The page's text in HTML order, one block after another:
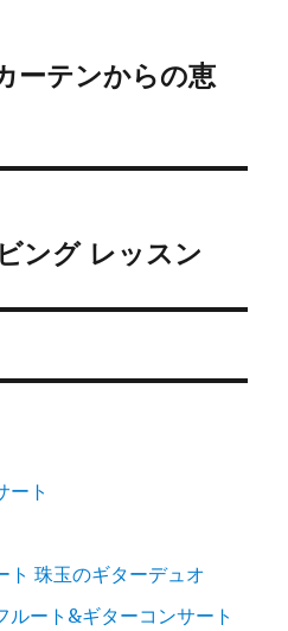
ーテンからの恵
ング レッスン
ート
ト 珠玉のギターデュオ
ルート&ギターコンサート